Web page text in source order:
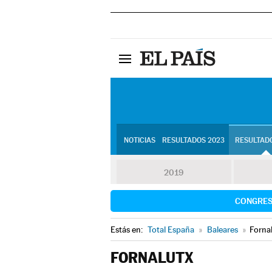
NOTICIAS RESULTADOS 2023
2019
Estás en: Total España » Baleares »
FORNALUTX